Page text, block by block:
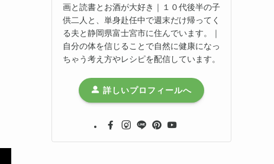
画と読書とお酒が大好き｜１０代後半の子
供二人と、単身赴任中で週末だけ帰ってく
る夫と静岡県富士宮市に住んでいます。｜
自分の体を信じることで自然に健康になっ
ちゃう考え方やレシピを配信しています。
詳しいプロフィールへ